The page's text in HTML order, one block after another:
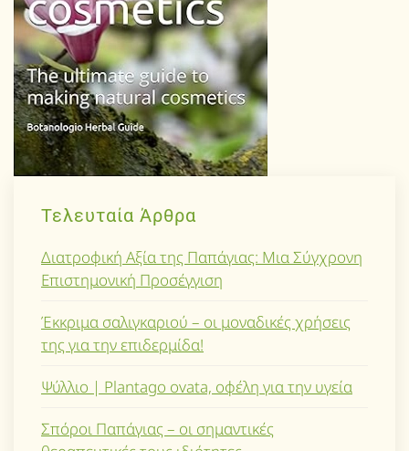
Τελευταία Άρθρα
Διατροφική Αξία της Παπάγιας: Μια Σύγχρονη
Επιστημονική Προσέγγιση
Έκκριμα σαλιγκαριού – οι μοναδικές χρήσεις
της για την επιδερμίδα!
Ψύλλιο | Plantago ovata, οφέλη για την υγεία
Σπόροι Παπάγιας – οι σημαντικές